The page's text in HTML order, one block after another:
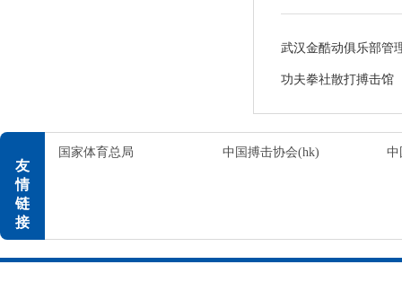
武汉金酷动俱乐部管
功夫拳社散打搏击馆
友
情
链
接
国家体育总局 中国搏击协会(hk) 中